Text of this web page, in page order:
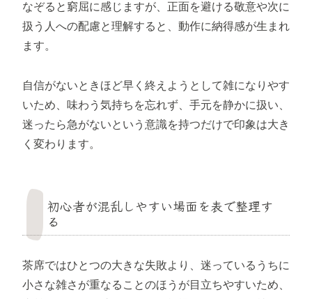
なぞると窮屈に感じますが、正面を避ける敬意や次に
扱う人への配慮と理解すると、動作に納得感が生まれ
ます。
自信がないときほど早く終えようとして雑になりやす
いため、味わう気持ちを忘れず、手元を静かに扱い、
迷ったら急がないという意識を持つだけで印象は大き
く変わります。
初心者が混乱しやすい場面を表で整理す
る
茶席ではひとつの大きな失敗より、迷っているうちに
小さな雑さが重なることのほうが目立ちやすいため、